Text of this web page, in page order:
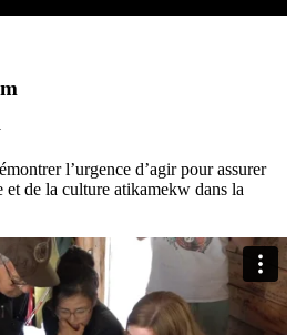
l’urgence d’agir pour assurer
de la culture atikamekw dans la